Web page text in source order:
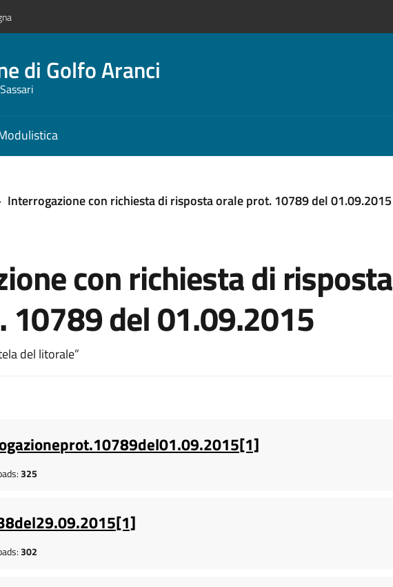
di Golfo Aranci
Interrogazione con richiesta di risposta orale prot. 10789 del 01.09.2015
con richiesta di risposta
10789 del 01.09.2015
del litorale”
325
302